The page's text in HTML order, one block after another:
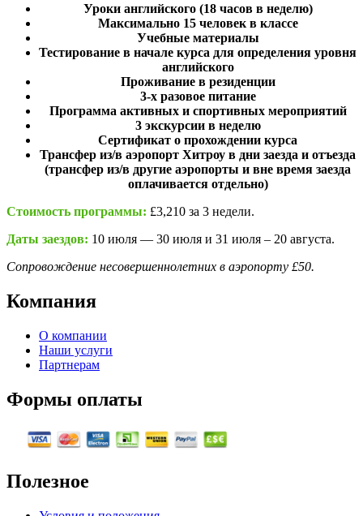
Уроки английского (18 часов в неделю)
Максимально 15 человек в классе
Учебные материалы
Тестирование в начале курса для определения уровня
английского
Проживание в резиденции
3-х разовое питание
Программа активных и спортивных мероприятий
3 экскурсии в неделю
Сертификат о прохождении курса
Трансфер из/в аэропорт Хитроу в дни заезда и отъезда
(трансфер из/в другие аэропорты и вне время заезда
оплачивается отдельно)
Стоимость программы: £3,210 за 3 недели.
Даты заездов: 10 июля — 30 июля и 31 июля – 20 августа.
Сопровождение несовершеннолетних в аэропорту £50.
Компания
О компании
Наши услуги
Партнерам
Формы оплаты
Полезное